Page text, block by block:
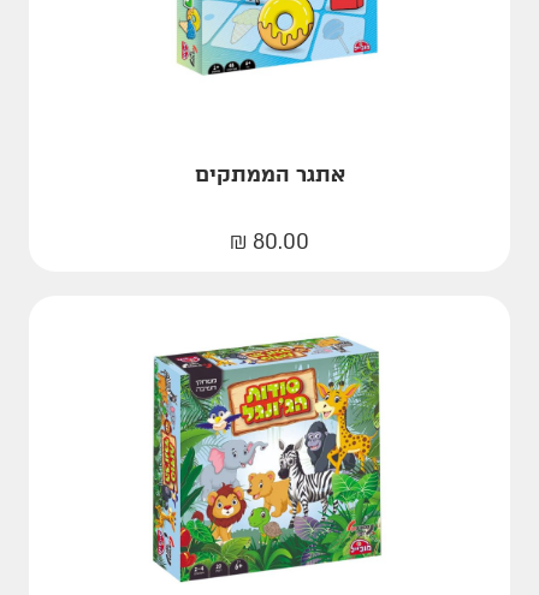
אתגר הממתקים
80.00
₪